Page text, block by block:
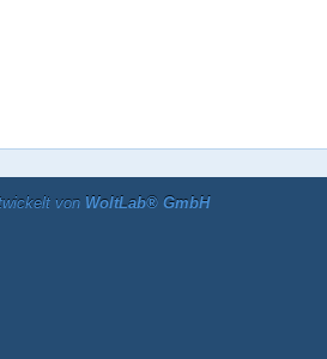
von WoltLab® GmbH